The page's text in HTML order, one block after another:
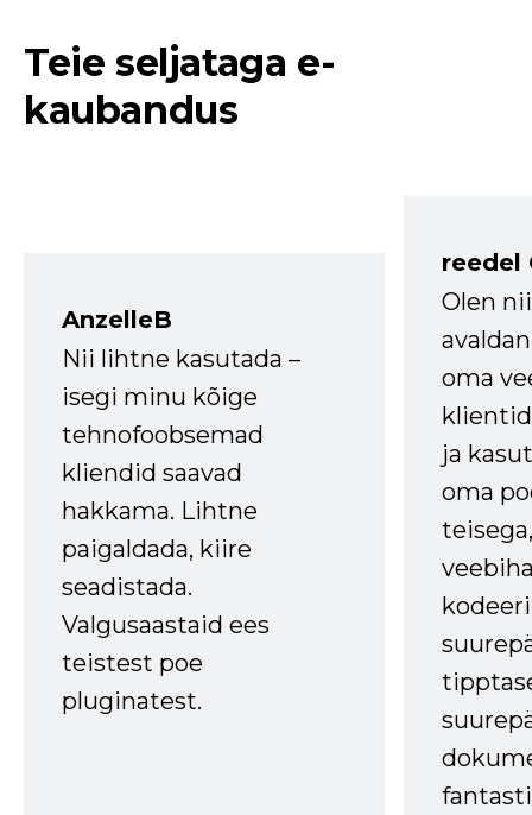
Teie seljataga e-
kaubandus
AnzelleB
Nii lihtne kasutada –
isegi minu kõige
tehnofoobsemad
kliendid saavad
hakkama. Lihtne
paigaldada, kiire
seadistada.
Valgusaastaid ees
teistest poe
pluginatest.
reedel
Olen
oma
ja
oma